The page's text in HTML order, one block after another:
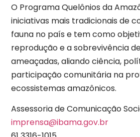
O Programa Quelônios da
iniciativas mais tradicionais de
fauna no país e tem como
reprodução e a sobrevivência
ameaçadas, aliando ciência,
participação comunitária na
ecossistemas amazônicos.
Assessoria de Comunicação
imprensa@ibama.gov.br